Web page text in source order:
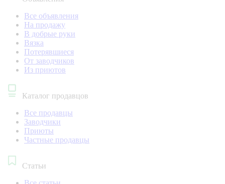
Все объявления
На продажу
В добрые руки
Вязка
Потерявшиеся
От заводчиков
Из приютов
Каталог продавцов
Все продавцы
Заводчики
Приюты
Частные продавцы
Статьи